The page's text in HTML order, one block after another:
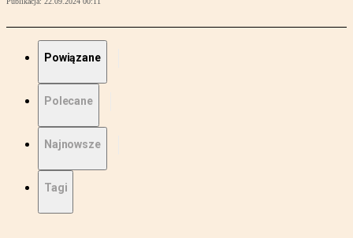
Powiązane
Polecane
Najnowsze
Tagi